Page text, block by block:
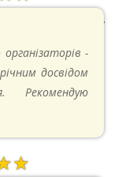
20.04.2025 в 17:07
-
досвідом
Рекомендую